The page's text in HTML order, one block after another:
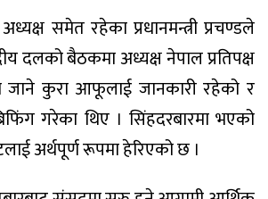
समेत रहेका प्रधानमन्त्री प्रचण्डले
दलको बैठकमा अध्यक्ष नेपाल प्रतिपक्ष
कुरा आफूलाई जानकारी रहेको र
गरेका थिए । सिंहदरबारमा भएको
अर्थपूर्ण रूपमा हेरिएको छ ।